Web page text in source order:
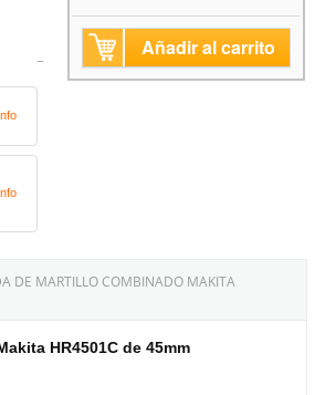
Añadir al carrito
DE MARTILLO COMBINADO MAKITA
HR4501C de 45mm